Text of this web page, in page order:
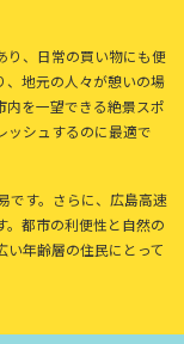
り、日常の買い物にも便
、地元の人々が憩いの場
内を一望できる絶景スポ
ッシュするのに最適で
です。さらに、広島高速
。都市の利便性と自然の
年齢層の住民にとって